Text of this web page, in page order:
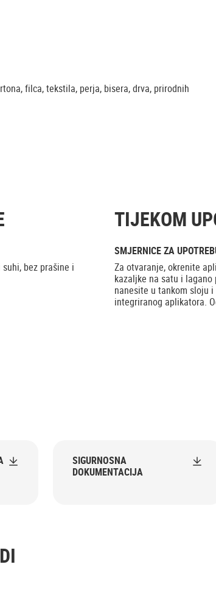
filca, tekstila, perja, bisera, drva, prirodnih
bez prašine i
TIJEKOM
SMJERNICE ZA
Za otvaranje, okrenite
kazaljke na satu i
nanesite u tankom sloju
integriranog aplikatora.
SIGURNOSNA
DOKUMENTACIJA